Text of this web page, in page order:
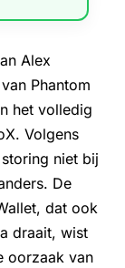
Alex
Phantom
het volledig
Volgens
niet bij
De
dat ook
draait, wist
oorzaak van